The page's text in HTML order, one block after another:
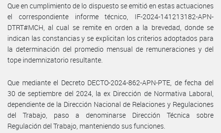
Que en cumplimiento de lo dispuesto se emitió en estas actuaciones
el correspondiente informe técnico, IF-2024-141213182-APN-
DTRT#MCH, al cual se remite en orden a la brevedad, donde se
indican las constancias y se explicitan los criterios adoptados para
la determinación del promedio mensual de remuneraciones y del
tope indemnizatorio resultante.
Que mediante el Decreto DECTO-2024-862-APN-PTE, de fecha del
30 de septiembre del 2024, la ex Dirección de Normativa Laboral,
dependiente de la Dirección Nacional de Relaciones y Regulaciones
del Trabajo, paso a denominarse Dirección Técnica sobre
Regulación del Trabajo, manteniendo sus funciones.